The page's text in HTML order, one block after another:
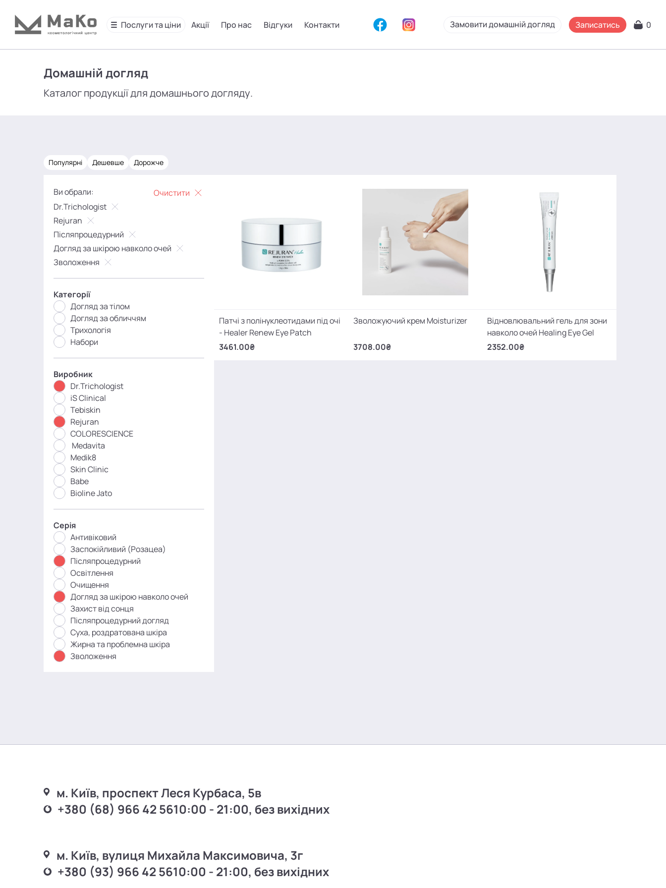
Послуги та ціни Акції Про нас Відгуки Контакти Замовити домашній догляд Записатись 0
Домашній догляд
Каталог продукції для домашнього догляду.
Популярні Дешевше Дорожче
Ви обрали:
Очистити
Dr.Trichologist
Rejuran
Післяпроцедурний
Догляд за шкірою навколо очей
Зволоження
Категорії
Догляд за тілом
Догляд за обличчям
Трихологія
Набори
Виробник
Dr.Trichologist
iS Clinical
Tebiskin
Rejuran
COLORESCIENCE
Medavita
Medik8
Skin Clinic
Babe
Bioline Jato
Серія
Антивіковий
Заспокійливий (Розацеа)
Післяпроцедурний
Освітлення
Очищення
Догляд за шкірою навколо очей
Захист від сонця
Післяпроцедурний догляд
Суха, роздратована шкіра
Жирна та проблемна шкіра
Зволоження
Патчі з полінуклеотидами під очі
- Healer Renew Eye Patch
3461.00₴
Зволожуючий крем Moisturizer
3708.00₴
Відновлювальний гель для зони
навколо очей Healing Eye Gel
2352.00₴
м. Київ, проспект Леся Курбаса, 5в
+380 (68) 966 42 5610:00 - 21:00, без вихідних
м. Київ, вулиця Михайла Максимовича, 3г
+380 (93) 966 42 5610:00 - 21:00, без вихідних